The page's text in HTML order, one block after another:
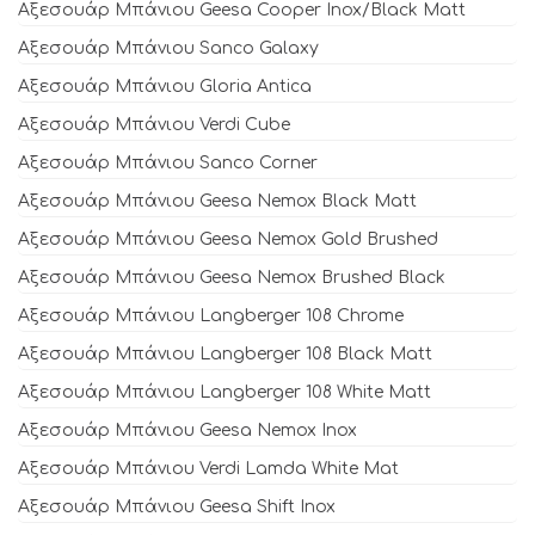
Αξεσουάρ Μπάνιου Geesa Cooper Inox/Black Matt
Αξεσουάρ Μπάνιου Sanco Galaxy
Αξεσουάρ Μπάνιου Gloria Antica
Αξεσουάρ Μπάνιου Verdi Cube
Αξεσουάρ Μπάνιου Sanco Corner
Αξεσουάρ Μπάνιου Geesa Nemox Black Matt
Αξεσουάρ Μπάνιου Geesa Nemox Gold Brushed
Αξεσουάρ Μπάνιου Geesa Nemox Brushed Black
Αξεσουάρ Μπάνιου Langberger 108 Chrome
Αξεσουάρ Μπάνιου Langberger 108 Black Matt
Αξεσουάρ Μπάνιου Langberger 108 White Matt
Αξεσουάρ Μπάνιου Geesa Nemox Inox
Αξεσουάρ Μπάνιου Verdi Lamda White Mat
Αξεσουάρ Μπάνιου Geesa Shift Inox